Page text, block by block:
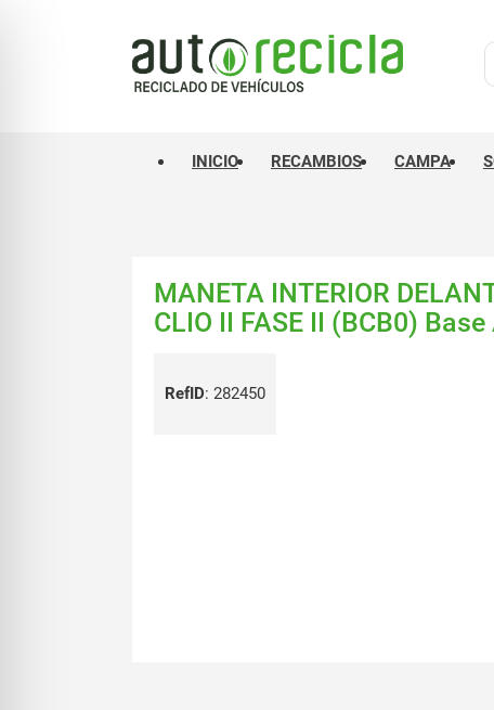
INICIO RECAMBIOS CAMPA
MANETA INTERIOR
CLIO II FASE II (BCB0)
RefID: 282450